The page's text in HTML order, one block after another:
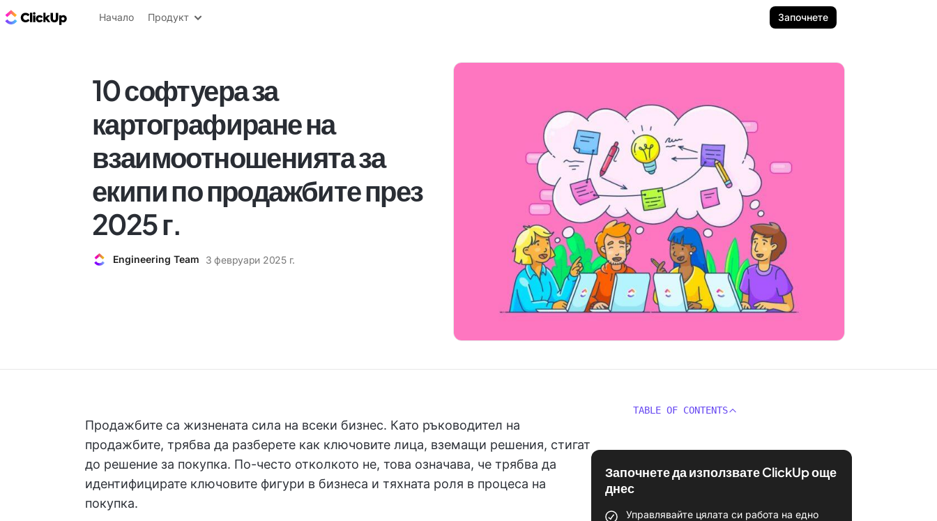
ClickUp блог
Начало Продукт Започнете
10 софтуера за
картографиране на
взаимоотношенията за
екипи по продажбите през
2025 г.
Engineering Team 3 февруари 2025 г.
Продажбите са жизнената сила на всеки бизнес. Като ръководител на
продажбите, трябва да разберете как ключовите лица, вземащи решения, стигат
до решение за покупка. По-често отколкото не, това означава, че трябва да
идентифицирате ключовите фигури в бизнеса и тяхната роля в процеса на
покупка.
TABLE OF CONTENTS
Започнете да използвате ClickUp още
днес
Управлявайте цялата си работа на едно